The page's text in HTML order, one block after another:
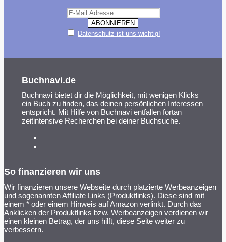
Datenschutz ist uns wichtig!
Buchnavi.de
Buchnavi bietet dir die Möglichkeit, mit wenigen Klicks
ein Buch zu finden, das deinen persönlichen Interessen
entspricht. Mit Hilfe von Buchnavi entfallen fortan
zeitintensive Recherchen bei deiner Buchsuche.
So finanzieren wir uns
Wir finanzieren unsere Webseite durch platzierte Werbeanzeigen
und sogenannten Affiliate Links (Produktlinks). Diese sind mit
einem * oder einem Hinweis auf Amazon verlinkt. Durch das
Anklicken der Produktlinks bzw. Werbeanzeigen verdienen wir
einen kleinen Betrag, der uns hilft, diese Seite weiter zu
verbessern.